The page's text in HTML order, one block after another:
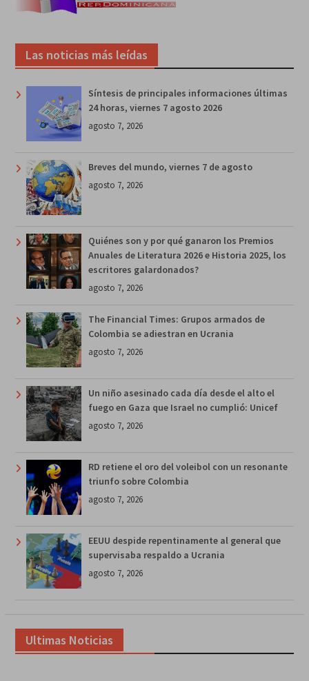
Las noticias más leídas
Síntesis de principales informaciones últimas
24 horas, viernes 7 agosto 2026
agosto 7, 2026
Breves del mundo, viernes 7 de agosto
agosto 7, 2026
Quiénes son y por qué ganaron los Premios
Anuales de Literatura 2026 e Historia 2025, los
escritores galardonados?
agosto 7, 2026
The Financial Times: Grupos armados de
Colombia se adiestran en Ucrania
agosto 7, 2026
Un niño asesinado cada día desde el alto el
fuego en Gaza que Israel no cumplió: Unicef
agosto 7, 2026
RD retiene el oro del voleibol con un resonante
triunfo sobre Colombia
agosto 7, 2026
EEUU despide repentinamente al general que
supervisaba respaldo a Ucrania
agosto 7, 2026
Ultimas Noticias